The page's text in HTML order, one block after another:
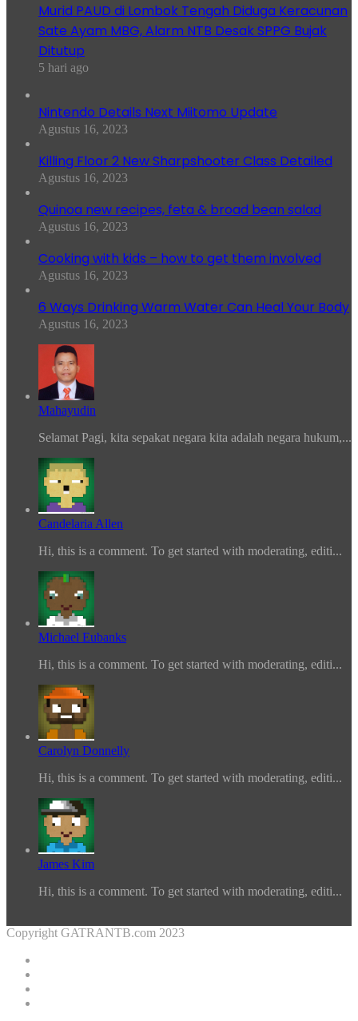
Murid PAUD di Lombok Tengah Diduga Keracunan
Sate Ayam MBG, Alarm NTB Desak SPPG Bujak
Ditutup
5 hari ago
Nintendo Details Next Miitomo Update
Agustus 16, 2023
Killing Floor 2 New Sharpshooter Class Detailed
Agustus 16, 2023
Quinoa new recipes, feta & broad bean salad
Agustus 16, 2023
Cooking with kids – how to get them involved
Agustus 16, 2023
6 Ways Drinking Warm Water Can Heal Your Body
Agustus 16, 2023
Mahayudin
Selamat Pagi, kita sepakat negara kita adalah negara hukum,...
Candelaria Allen
Hi, this is a comment. To get started with moderating, editi...
Michael Eubanks
Hi, this is a comment. To get started with moderating, editi...
Carolyn Donnelly
Hi, this is a comment. To get started with moderating, editi...
James Kim
Hi, this is a comment. To get started with moderating, editi...
Copyright GATRANTB.com 2023